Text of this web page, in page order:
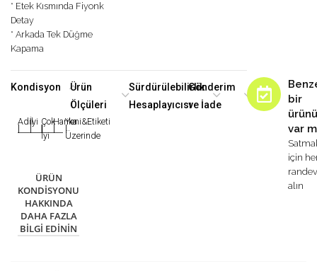
* Etek Kısmında Fiyonk
Detay
* Arkada Tek Düğme
Kapama
Kondisyon
Adilİyi
|
Çok
İyi
Harika
|
Yeni&Etiketi
Üzerinde
ÜRÜN
KONDISYONU
HAKKINDA
DAHA FAZLA
BILGI EDININ
Ürün
Ölçüleri
Sürdürülebilirlik
Hesaplayıcısı
Gönderim
ve İade
bir
var
için
alın